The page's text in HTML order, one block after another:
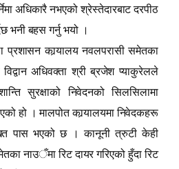
अधिकारै नभएको श्रेस्तेदारबाट दरपीठ
भनी बहस गर्नु भयो ।
प्रशासन कार्‍यालय नवलपरासी समेतका
अधिवक्ता श्री ब्रजेश प्याकुरेलले
सुरक्षाको निवेदनको सिलसिलामा
हो । मालपोत कार्‍यालयमा निवेदकहरू
पास भएको छ । कानूनी त्रुटी केही
नाउँमा रिट दायर गरिएको हुँदा रिट